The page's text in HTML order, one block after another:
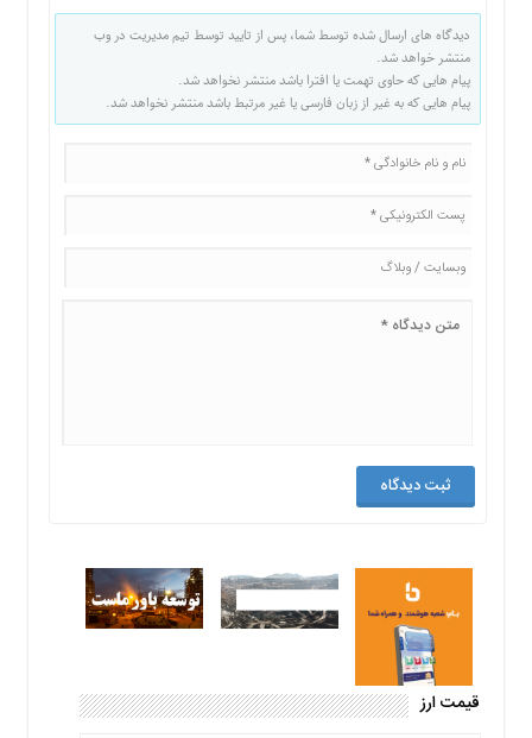
دیدگاه های ارسال شده توسط شما، پس از تایید توسط تیم مدیریت در وب
منتشر خواهد شد.
پیام هایی که حاوی تهمت یا افترا باشد منتشر نخواهد شد.
پیام هایی که به غیر از زبان فارسی یا غیر مرتبط باشد منتشر نخواهد شد.
قیمت ارز